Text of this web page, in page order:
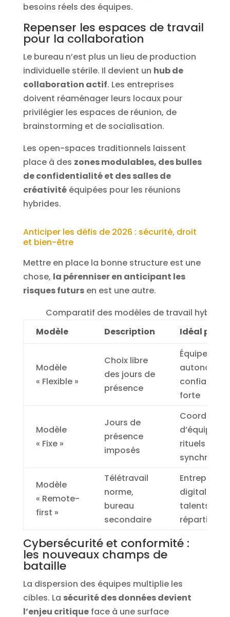
besoins réels des équipes.
Repenser les espaces de travail
pour la collaboration
Le bureau n’est plus un lieu de production
individuelle stérile. Il devient un hub de
collaboration actif. Les entreprises
doivent réaménager leurs locaux pour
privilégier les espaces de réunion, de
brainstorming et de socialisation.
Les open-spaces traditionnels laissent
place à des zones modulables, des bulles
de confidentialité et des salles de
créativitééquipées pour les réunions
hybrides.
Anticiper les défis de 2026 : sécurité, droit
et bien-être
Mettre en place la bonne structure est une
chose, la pérenniser en anticipant les
risques futursen est une autre.
Comparatif des modèles de travail hybride
Modèle
Description Idéal pour…
Modèle
« Flexible »
Choix libre
des jours de
présence
Équipes
autonomes,
confiance
forte
Modèle
« Fixe »
Jours de
présence
imposés
d’équipe,
rituels
synchrones
Modèle
« Remote-
first »
Télétravail
norme,
bureau
secondaire
Entreprises
digitalisées,
talents
répartis
Cybersécurité et conformité :
les nouveaux champs de
bataille
La dispersion des équipes multiplie les
cibles. La sécurité des données devient
l’enjeu critiqueface à une surface